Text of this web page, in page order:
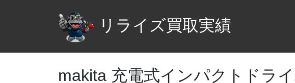
リライズ買取実績
makita 充電式インパクトドラ